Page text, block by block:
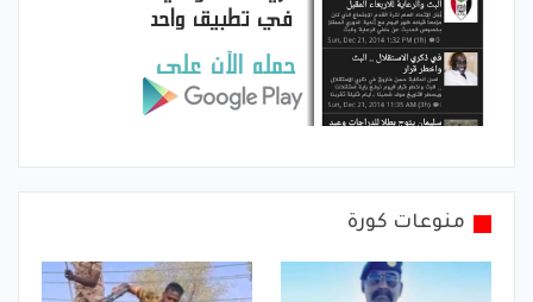
منوعات كورة